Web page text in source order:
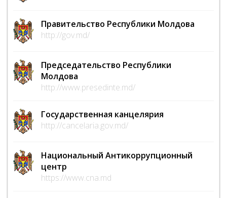
Правительство Республики Молдова
http://gov.md/
Председательство Республики
Молдова
http://www.presedinte.md/
Государственная канцелярия
http://cancelaria.gov.md/
Национальный Антикоррупционный
центр
https://www.cna.md